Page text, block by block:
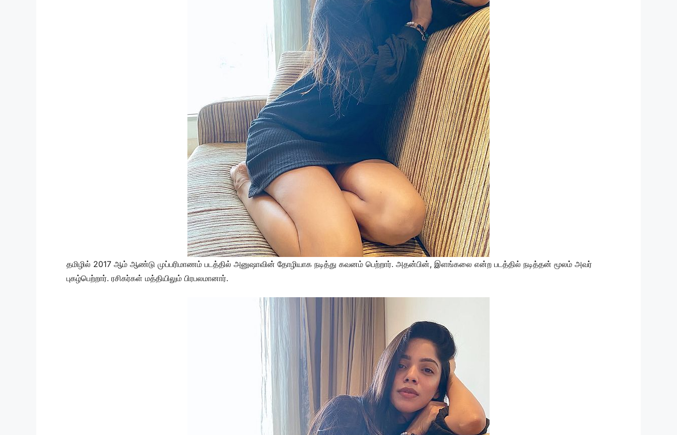
தமிழில் 2017 ஆம் ஆண்டு முப்பரிமாணம் படத்தில் அனுஷாவின் தோழியாக நடித்து கவனம் பெற்றார். அதன்பின், இளங்கலை என்ற படத்தில் நடித்தன் மூலம் அவர்
புகழ்பெற்றார். ரசிகர்கள் மத்தியிலும் பிரபலமானார்.